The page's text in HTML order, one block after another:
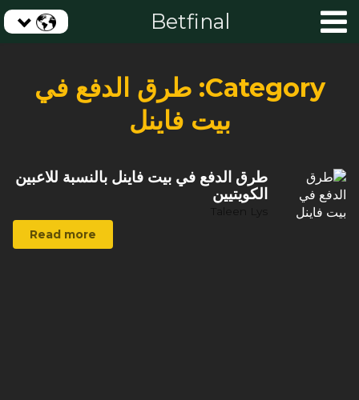
Betfinal
Category: طرق الدفع في
بيت فاينل
طرق الدفع في بيت فاينل بالنسبة للاعبين
الكويتيين
Read more